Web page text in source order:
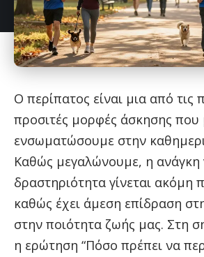
Ο περίπατος είναι μια από τις
προσιτές μορφές άσκησης
ενσωματώσουμε στην
Καθώς μεγαλώνουμε, η ανάγκη
δραστηριότητα γίνεται ακόμη
καθώς έχει άμεση επίδραση
στην ποιότητα ζωής μας. Στη
η ερώτηση “Πόσο πρέπει να